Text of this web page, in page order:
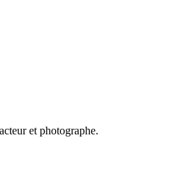
et photographe.